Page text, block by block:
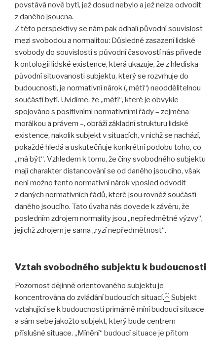
povstává nové bytí, jež dosud nebylo a jež nelze odvodit
z daného jsoucna.
Z této perspektivy se nám pak odhalí původní souvislost
mezi svobodou a normalitou: Důsledné zasazení lidské
svobody do souvislosti s původní časovostí nás přivede
k ontologii lidské existence, která ukazuje, že z hlediska
původní situovanosti subjektu, který se rozvrhuje do
budoucnosti, je normativní nárok („mětí“) neoddělitelnou
součástí bytí. Uvidíme, že „mětí“, které je obvykle
spojováno s positivními normativními řády – zejména
morálkou a právem –, obráží základní strukturu lidské
existence, nakolik subjekt v situacích, v nichž se nachází,
pokaždé hledá a uskutečňuje konkrétní podobu toho, co
„má být“. Vzhledem k tomu, že činy svobodného subjektu
mají charakter distancování se od daného jsoucího, však
není možno tento normativní nárok vposled odvodit
z daných normativních řádů, které jsou rovněž součástí
daného jsoucího. Tato úvaha nás dovede k závěru, že
posledním zdrojem normality jsou „nepředmětné výzvy“,
jejichž zdrojem je sama „ryzí nepředmětnost“.
Vztah svobodného subjektu k budoucnosti
Pozornost dějinně orientovaného subjektu je
koncentrována do zvládání budoucích situací.[1] Subjekt
vztahující se k budoucnosti primárně míní budoucí situace
a sám sebe jakožto subjekt, který bude centrem
příslušné situace. „Mínění“ budoucí situace je přitom